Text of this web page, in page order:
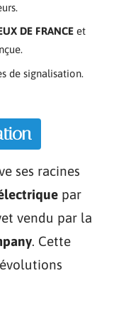
DE FRANCE et
de signalisation.
ses racines
par
vendu par la
. Cette